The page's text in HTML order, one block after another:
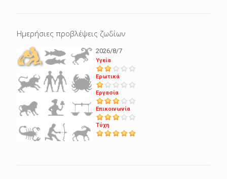
Ημερήσιες προβλέψεις ζωδίων
2026/8/7
Υγεία
Ερωτικά
Εργασία
Επικοινωνία
Τύχη